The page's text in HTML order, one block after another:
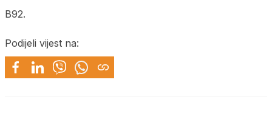
B92.
Podijeli vijest na: